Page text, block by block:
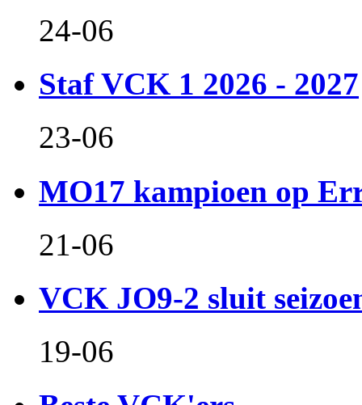
24-06
Staf VCK 1 2026 - 2027
23-06
MO17 kampioen op
21-06
VCK JO9-2 sluit
19-06